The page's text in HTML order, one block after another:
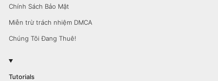
Chính Sách Bảo Mật
Miễn trừ trách nhiệm DMCA
Chúng Tôi Đang Thuê!
Tutorials